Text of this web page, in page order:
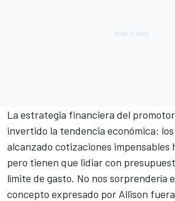
La estrategia financiera del promotor
invertido la tendencia económica:
alcanzado cotizaciones impensables
pero tienen que lidiar con
límite de gasto. No nos sorprendería
concepto expresado por Allison